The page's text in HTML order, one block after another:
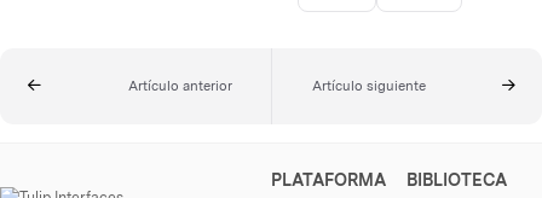
Artículo anterior Artículo siguiente
PLATAFORMA
BIBLIOTECA